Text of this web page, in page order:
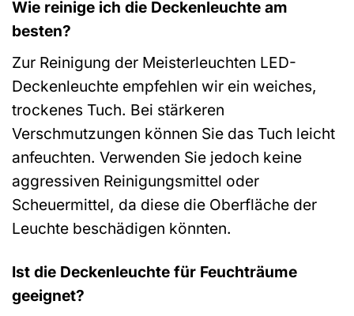
Wie reinige ich die Deckenleuchte am
besten?
Zur Reinigung der Meisterleuchten LED-
Deckenleuchte empfehlen wir ein weiches,
trockenes Tuch. Bei stärkeren
Verschmutzungen können Sie das Tuch leicht
anfeuchten. Verwenden Sie jedoch keine
aggressiven Reinigungsmittel oder
Scheuermittel, da diese die Oberfläche der
Leuchte beschädigen könnten.
Ist die Deckenleuchte für Feuchträume
geeignet?